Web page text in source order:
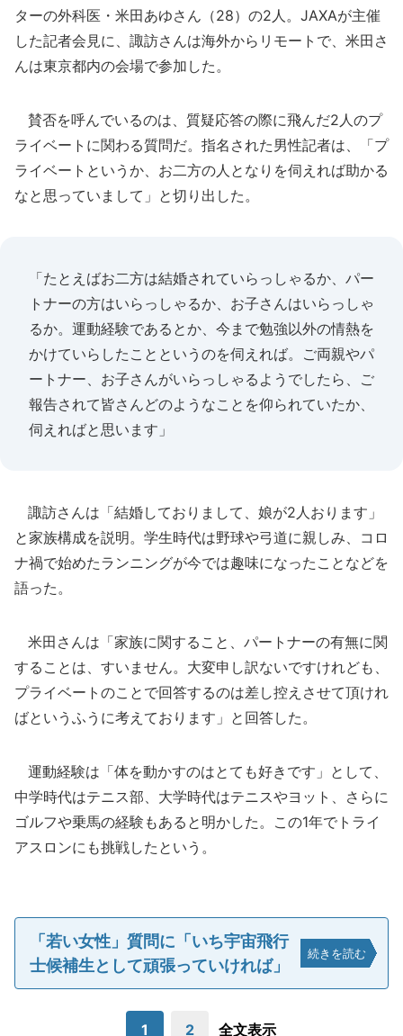
ターの外科医・米田あゆさん（28）の2人。JAXAが主催
した記者会見に、諏訪さんは海外からリモートで、米田さ
んは東京都内の会場で参加した。
賛否を呼んでいるのは、質疑応答の際に飛んだ2人のプ
ライベートに関わる質問だ。指名された男性記者は、「プ
ライベートというか、お二方の人となりを伺えれば助かる
なと思っていまして」と切り出した。
「たとえばお二方は結婚されていらっしゃるか、パー
トナーの方はいらっしゃるか、お子さんはいらっしゃ
るか。運動経験であるとか、今まで勉強以外の情熱を
かけていらしたことというのを伺えれば。ご両親やパ
ートナー、お子さんがいらっしゃるようでしたら、ご
報告されて皆さんどのようなことを仰られていたか、
伺えればと思います」
諏訪さんは「結婚しておりまして、娘が2人おります」
と家族構成を説明。学生時代は野球や弓道に親しみ、コロ
ナ禍で始めたランニングが今では趣味になったことなどを
語った。
米田さんは「家族に関すること、パートナーの有無に関
することは、すいません。大変申し訳ないですけれども、
プライベートのことで回答するのは差し控えさせて頂けれ
ばというふうに考えております」と回答した。
運動経験は「体を動かすのはとても好きです」として、
中学時代はテニス部、大学時代はテニスやヨット、さらに
ゴルフや乗馬の経験もあると明かした。この1年でトライ
アスロンにも挑戦したという。
「若い女性」質問に「いち宇宙飛行
士候補生として頑張っていければ」
続きを読む
1 2 全文表示